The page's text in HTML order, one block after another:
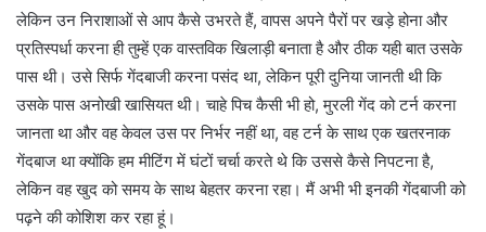
लेकिन उन निराशाओं से आप कैसे उभरते हैं, वापस अपने पैरों पर खड़े होना और
प्रतिस्पर्धा करना ही तुम्हें एक वास्तविक खिलाड़ी बनाता है और ठीक यही बात उसके
पास थी। उसे सिर्फ गेंदबाजी करना पसंद था, लेकिन पूरी दुनिया जानती थी कि
उसके पास अनोखी खासियत थी। चाहे पिच कैसी भी हो, मुरली गेंद को टर्न करना
जानता था और वह केवल उस पर निर्भर नहीं था, वह टर्न के साथ एक खतरनाक
गेंदबाज था क्योंकि हम मीटिंग में घंटों चर्चा करते थे कि उससे कैसे निपटना है,
लेकिन वह खुद को समय के साथ बेहतर करना रहा। मैं अभी भी इनकी गेंदबाजी को
पढ़ने की कोशिश कर रहा हूं।